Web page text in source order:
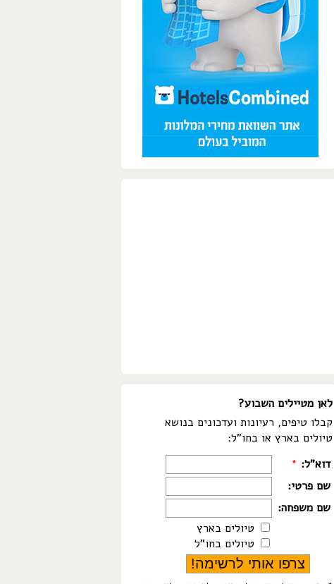
לאן מטיילים השבוע?
קבלו טיפים, רעיונות ועדכונים בנושא
טיולים בארץ או בחו"ל:
דוא"ל: *
שם פרטי:
שם משפחה:
טיולים בארץ
טיולים בחו"ל